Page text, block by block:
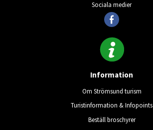
Sociala medier
Information
Om Strömsund turism
Turistinformation & Infopoints
Beställ broschyrer